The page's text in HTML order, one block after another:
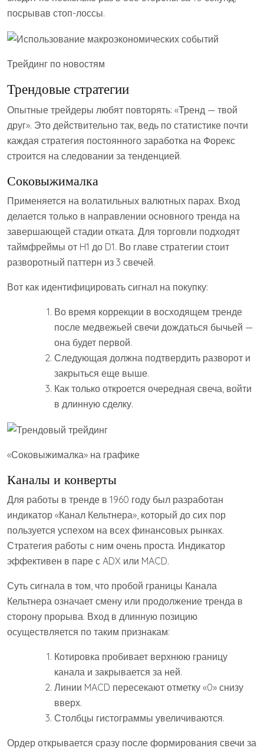
посрывав стоп-лоссы.
Трейдинг по новостям
Трендовые стратегии
Опытные трейдеры любят повторять: «Тренд — твой
друг». Это действительно так, ведь по статистике почти
каждая стратегия постоянного заработка на Форекс
строится на следовании за тенденцией.
Соковыжималка
Применяется на волатильных валютных парах. Вход
делается только в направлении основного тренда на
завершающей стадии отката. Для торговли подходят
таймфреймы от H1 до D1. Во главе стратегии стоит
разворотный паттерн из 3 свечей.
Вот как идентифицировать сигнал на покупку:
Во время коррекции в восходящем тренде
после медвежьей свечи дождаться бычьей —
она будет первой.
Следующая должна подтвердить разворот и
закрыться еще выше.
Как только откроется очередная свеча, войти
в длинную сделку.
«Соковыжималка» на графике
Каналы и конверты
Для работы в тренде в 1960 году был разработан
индикатор «Канал Кельтнера», который до сих пор
пользуется успехом на всех финансовых рынках.
Стратегия работы с ним очень проста. Индикатор
эффективен в паре с ADX или MACD.
Суть сигнала в том, что пробой границы Канала
Кельтнера означает смену или продолжение тренда в
сторону прорыва. Вход в длинную позицию
осуществляется по таким признакам:
Котировка пробивает верхнюю границу
канала и закрывается за ней.
Линии MACD пересекают отметку «0» снизу
вверх.
Столбцы гистограммы увеличиваются.
Ордер открывается сразу после формирования свечи за